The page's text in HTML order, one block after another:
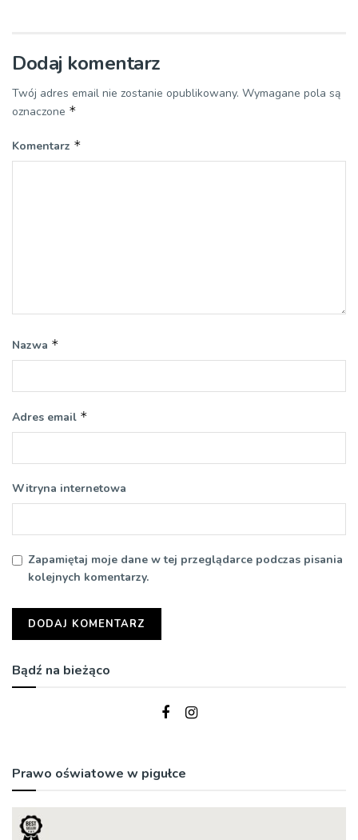
Dodaj komentarz
Twój adres email nie zostanie opublikowany. Wymagane pola są
oznaczone *
Komentarz *
Nazwa *
Adres email *
Witryna internetowa
Zapamiętaj moje dane w tej przeglądarce podczas pisania
kolejnych komentarzy.
Bądź na bieżąco
Prawo oświatowe w pigułce